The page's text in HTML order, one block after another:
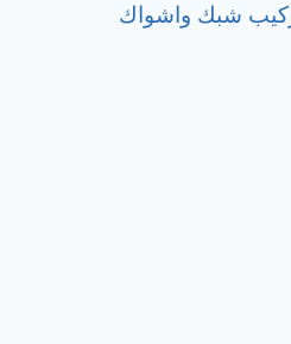
0506025079/تركيب شبك واشواك